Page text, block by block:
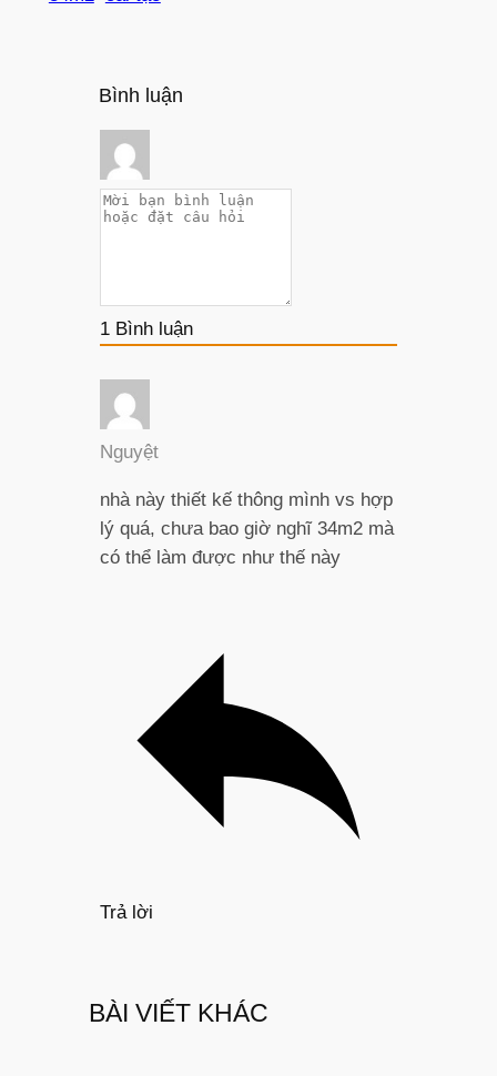
Bình luận
1Bình luận
Nguyệt
nhà này thiết kế thông mình vs hợp
lý quá, chưa bao giờ nghĩ 34m2 mà
có thể làm được như thế này
Trả lời
BÀI VIẾT KHÁC